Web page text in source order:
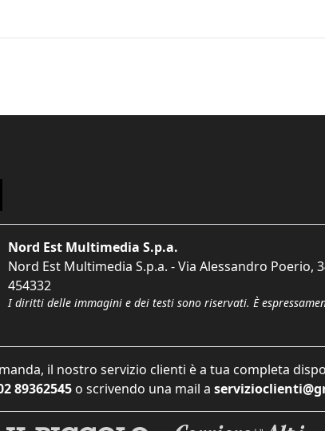
Nord Est Multimedia S.p.a.
Nord Est Multimedia S.p.a. - Via Alessandro Poerio,
454332
I diritti delle immagini e dei testi sono riservati. È
il nostro servizio clienti è a tua completa
89362545 o scrivendo una mail a